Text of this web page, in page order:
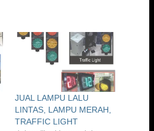
JUAL LAMPU LALU
LINTAS, LAMPU MERAH,
TRAFFIC LIGHT